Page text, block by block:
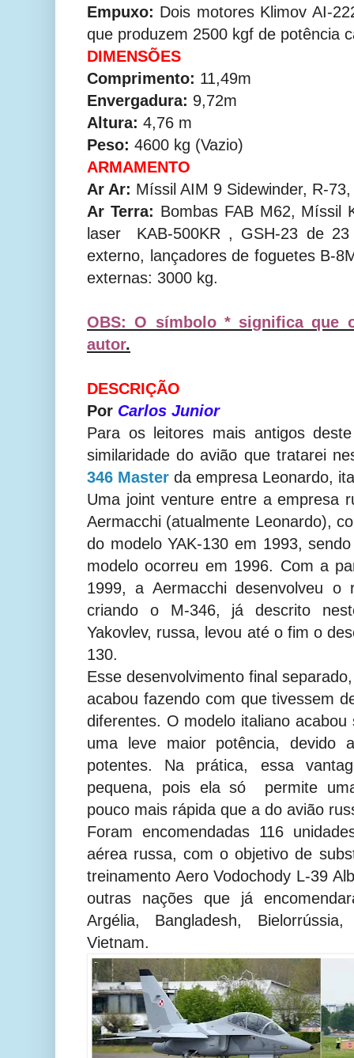
Empuxo: Dois motores Klimov AI-
que produzem 2500 kgf de potência
DIMENSÕES
Comprimento: 11,49m
Envergadura: 9,72m
Altura: 4,76 m
Peso: 4600 kg (Vazio)
ARMAMENTO
Ar Ar: Míssil AIM 9 Sidewinder, R-
Ar Terra: Bombas FAB M62, Míssil
laser KAB-500KR , GSH-23 de
externo, lançadores de foguetes B-
externas: 3000 kg.
OBS: O símbolo * significa que
autor.
DESCRIÇÃO
Por Carlos Junior
Para os leitores mais antigos
similaridade do avião que tratarei
346 Master da empresa Leonardo,
Uma joint venture entre a empresa
Aermacchi (atualmente Leonardo),
do modelo YAK-130 em 1993,
modelo ocorreu em 1996. Com a
1999, a Aermacchi desenvolveu o
criando o M-346, já descrito
Yakovlev, russa, levou até o fim o
130.
Esse desenvolvimento final
acabou fazendo com que tivessem
diferentes. O modelo italiano
uma leve maior potência, devido
potentes. Na prática, essa
pequena, pois ela só permite
pouco mais rápida que a do avião
Foram encomendadas 116
aérea russa, com o objetivo de
treinamento Aero Vodochody L-39
outras nações que já
Argélia, Bangladesh,
Vietnam.